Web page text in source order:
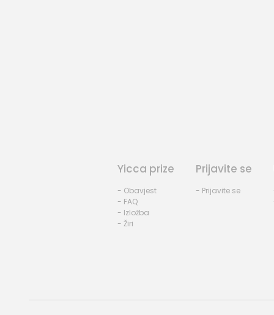
Yicca prize
- Obavjest
- FAQ
- Izložba
- Žiri
Prijavite se
- Prijavite se